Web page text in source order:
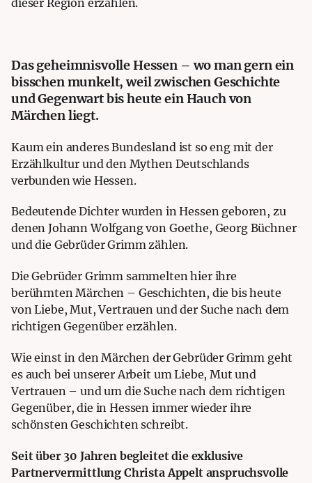
dieser Region erzählen.
Das geheimnisvolle Hessen – wo man gern ein
bisschen munkelt, weil zwischen Geschichte
und Gegenwart bis heute ein Hauch von
Märchen liegt.
Kaum ein anderes Bundesland ist so eng mit der
Erzählkultur und den Mythen Deutschlands
verbunden wie Hessen.
Bedeutende Dichter wurden in Hessen geboren, zu
denen Johann Wolfgang von Goethe, Georg Büchner
und die Gebrüder Grimm zählen.
Die Gebrüder Grimm sammelten hier ihre
berühmten Märchen – Geschichten, die bis heute
von Liebe, Mut, Vertrauen und der Suche nach dem
richtigen Gegenüber erzählen.
Wie einst in den Märchen der Gebrüder Grimm geht
es auch bei unserer Arbeit um Liebe, Mut und
Vertrauen – und um die Suche nach dem richtigen
Gegenüber, die in Hessen immer wieder ihre
schönsten Geschichten schreibt.
Seit über 30 Jahren begleitet die exklusive
Partnervermittlung Christa Appelt anspruchsvolle